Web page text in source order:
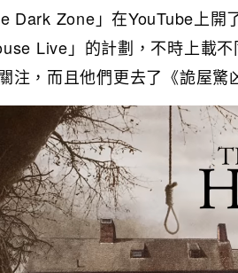
Dark Zone」在YouTube上開
Live」的計劃，不時上載
注，而且他們更去了《詭屋驚